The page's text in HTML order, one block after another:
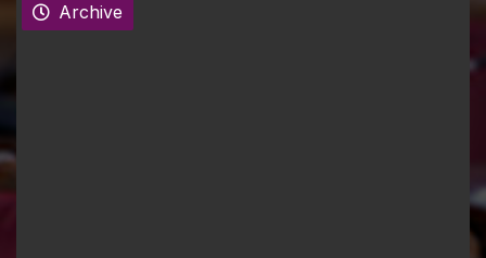
Archive